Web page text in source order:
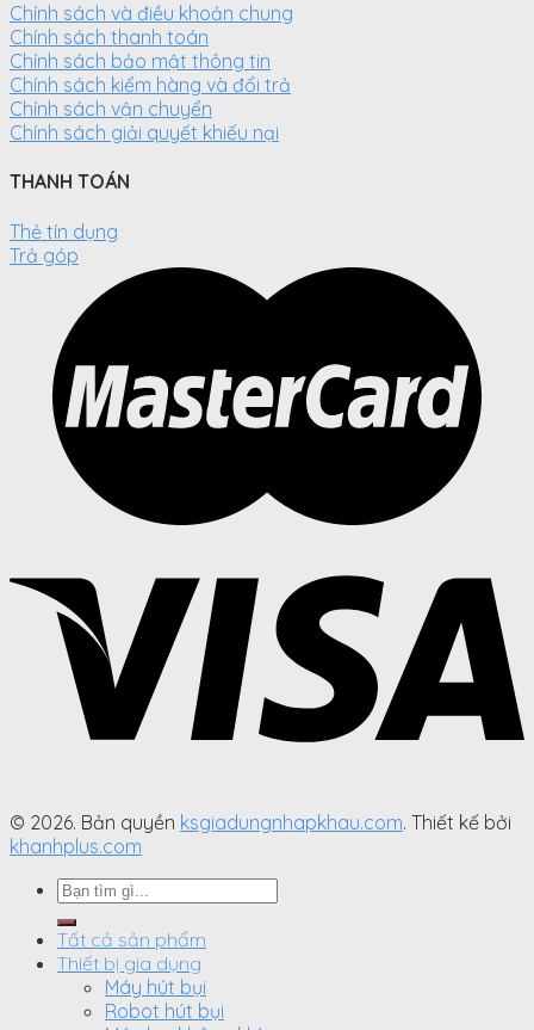
Chính sách và điều khoản chung
Chính sách thanh toán
Chính sách bảo mật thông tin
Chính sách kiểm hàng và đổi trả
Chính sách vận chuyển
Chính sách giải quyết khiếu nại
THANH TOÁN
Thẻ tín dụng
Trả góp
© 2026. Bản quyền ksgiadungnhapkhau.com. Thiết kế bởi
khanhplus.com
Search
for:
Tất cả sản phẩm
Thiết bị gia dụng
Máy hút bụi
Robot hút bụi